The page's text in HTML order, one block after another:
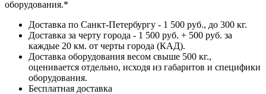
оборудования.*
Доставка по Санкт-Петербургу - 1 500 руб., до 300 кг.
Доставка за черту города - 1 500 руб. + 500 руб. за
каждые 20 км. от черты города (КАД).
Доставка оборудования весом свыше 500 кг.,
оценивается отдельно, исходя из габаритов и специфики
оборудования.
Бесплатная доставка